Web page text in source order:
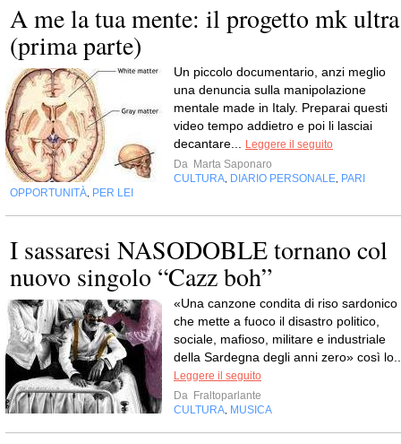
A me la tua mente: il progetto mk ultra
(prima parte)
Un piccolo documentario, anzi meglio
una denuncia sulla manipolazione
mentale made in Italy. Preparai questi
video tempo addietro e poi li lasciai
decantare...
Leggere il seguito
Da Marta Saponaro
CULTURA DIARIO PERSONALE PARI
OPPORTUNITÀ PER LEI
I sassaresi NASODOBLE tornano col
nuovo singolo “Cazz boh”
«Una canzone condita di riso sardonico
che mette a fuoco il disastro politico,
sociale, mafioso, militare e industriale
della Sardegna degli anni zero» così
Leggere il seguito
Da Fraltoparlante
CULTURA MUSICA